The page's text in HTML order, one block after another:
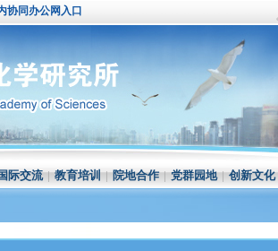
协同办公网入口
际交流 | 教育培训 | 院地合作 | 党群园地 | 创新文化